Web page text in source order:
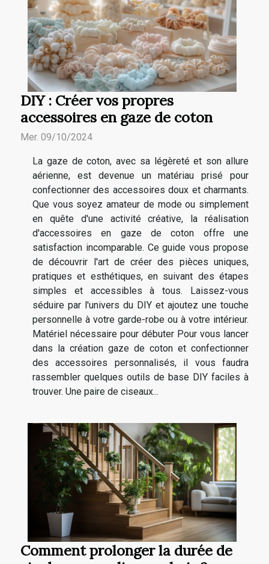
DIY : Créer vos propres
accessoires en gaze de coton
Mer. 09/10/2024
La gaze de coton, avec sa légèreté et son allure
aérienne, est devenue un matériau prisé pour
confectionner des accessoires doux et charmants.
Que vous soyez amateur de mode ou simplement
en quête d'une activité créative, la réalisation
d'accessoires en gaze de coton offre une
satisfaction incomparable. Ce guide vous propose
de découvrir l'art de créer des pièces uniques,
pratiques et esthétiques, en suivant des étapes
simples et accessibles à tous. Laissez-vous
séduire par l'univers du DIY et ajoutez une touche
personnelle à votre garde-robe ou à votre intérieur.
Matériel nécessaire pour débuter Pour vous lancer
dans la création gaze de coton et confectionner
des accessoires personnalisés, il vous faudra
rassembler quelques outils de base DIY faciles à
trouver. Une paire de ciseaux...
Comment prolonger la durée de